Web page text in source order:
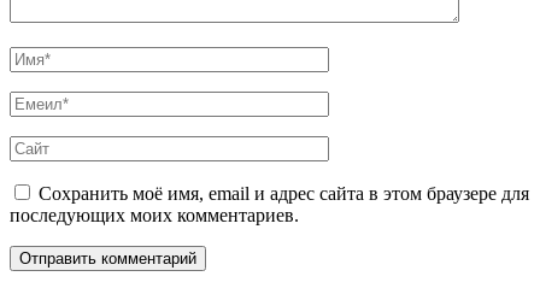
Сохранить моё имя, email и адрес сайта в этом браузере для
последующих моих комментариев.